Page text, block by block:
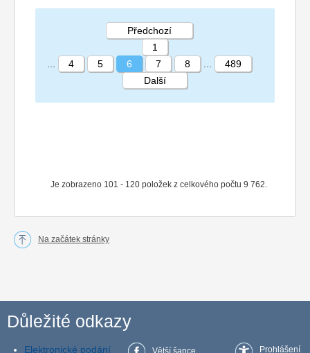
STRÁNKA 6 489
Je zobrazeno 101 - 120 položek z celkového počtu 9 762.
Předchozí
1
4 5 6 7 8
489
Další
Na začátek stránky
Důležité odkazy
Elektronické podání Větší šance Prohlášení